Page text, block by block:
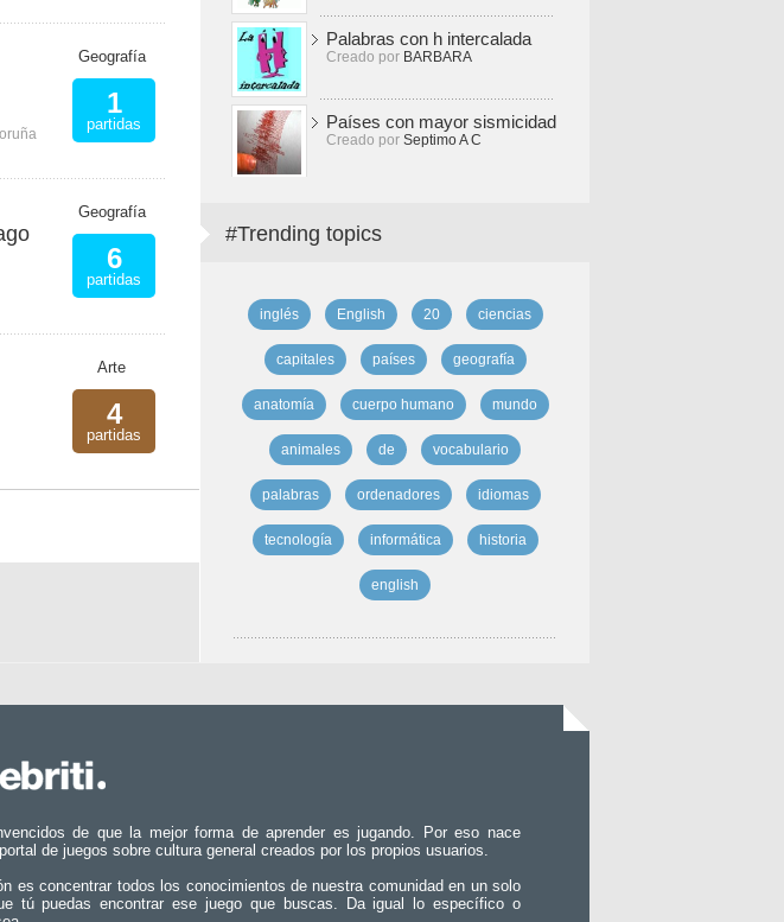
Geografía
1
partidas
Geografía
6
partidas
Arte
4
partidas
Palabras con h intercalada
Creado por BARBARA
Países con mayor sismicidad
Creado por Septimo A C
#Trending topics
inglés English 20 ciencias
capitales países geografía
anatomía cuerpo humano mundo
animales de vocabulario
palabras ordenadores idiomas
tecnología informática historia
english
de que la mejor forma de aprender es jugando. Por eso nace
de juegos sobre cultura general creados por los propios usuarios.
es concentrar todos los conocimientos de nuestra comunidad en un solo
tú puedas encontrar ese juego que buscas. Da igual lo específico o